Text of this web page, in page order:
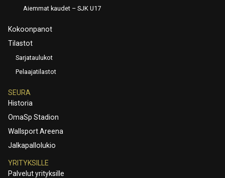
Aiemmat kaudet – SJK U17
Kokoonpanot
Tilastot
Sarjataulukot
Pelaajatilastot
SEURA
Historia
OmaSp Stadion
Wallsport Areena
Jalkapallolukio
YRITYKSILLE
Palvelut yrityksille